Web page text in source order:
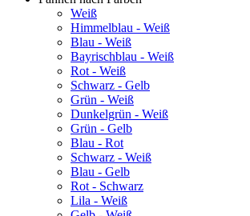
Weiß
Himmelblau - Weiß
Blau - Weiß
Bayrischblau - Weiß
Rot - Weiß
Schwarz - Gelb
Grün - Weiß
Dunkelgrün - Weiß
Grün - Gelb
Blau - Rot
Schwarz - Weiß
Blau - Gelb
Rot - Schwarz
Lila - Weiß